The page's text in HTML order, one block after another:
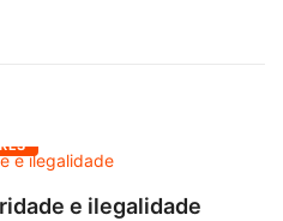
e ilegalidade